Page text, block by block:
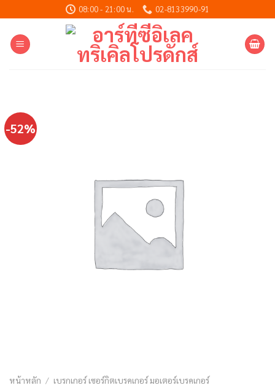
to
content
08:00 - 21:00 น. 02-8133990-91
-52%
หน้าหลัก / เบรกเกอร์ เซอร์กิตเบรคเกอร์ มอเตอร์เบรคเกอร์